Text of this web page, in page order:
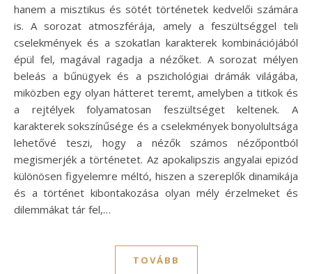
hanem a misztikus és sötét történetek kedvelői számára
is. A sorozat atmoszférája, amely a feszültséggel teli
cselekmények és a szokatlan karakterek kombinációjából
épül fel, magával ragadja a nézőket. A sorozat mélyen
beleás a bűnügyek és a pszichológiai drámák világába,
miközben egy olyan hátteret teremt, amelyben a titkok és
a rejtélyek folyamatosan feszültséget keltenek. A
karakterek sokszínűsége és a cselekmények bonyolultsága
lehetővé teszi, hogy a nézők számos nézőpontból
megismerjék a történetet. Az apokalipszis angyalai epizód
különösen figyelemre méltó, hiszen a szereplők dinamikája
és a történet kibontakozása olyan mély érzelmeket és
dilemmákat tár fel,…
TOVÁBB